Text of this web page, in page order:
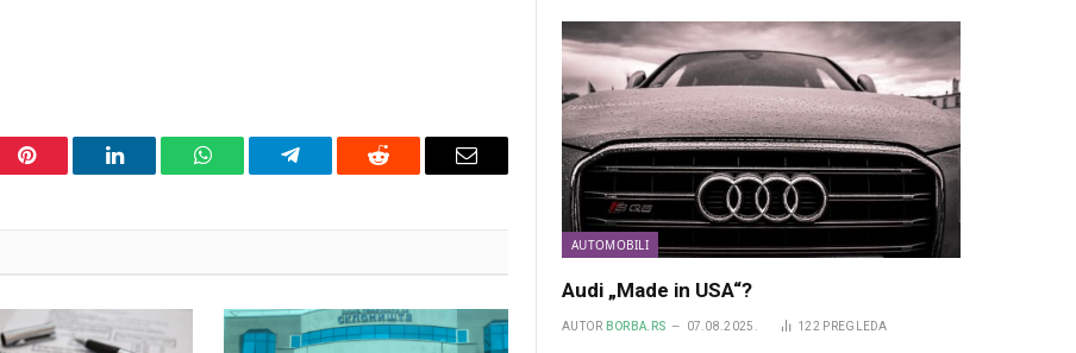
Pinterest LinkedIn WhatsAppTelegram Reddit Email
AUTOMOBILI
Audi „Made in USA“?
AUTOR BORBA.RS 07.08.2025. 122 PREGLEDA